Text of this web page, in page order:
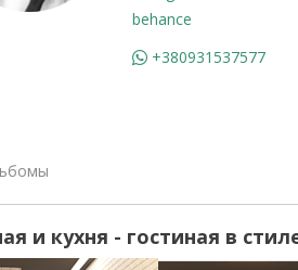
behance
+380931537577
и кухня - гостиная в